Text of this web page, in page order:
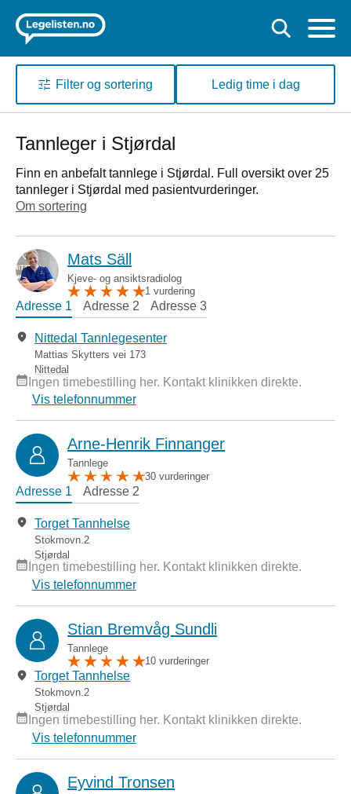
Filter og sortering Ledig time i dag
Tannleger i Stjørdal
Finn en anbefalt tannlege i Stjørdal. Full oversikt over 25
tannleger i Stjørdal med pasientvurderinger.
Om sortering
Mats Säll
Kjeve- og ansiktsradiolog
1 vurdering
Adresse 1 Adresse 2 Adresse 3
Nittedal Tannlegesenter
Mattias Skytters vei 173
Nittedal
Ingen timebestilling her. Kontakt klinikken direkte.
Vis telefonnummer
Arne-Henrik Finnanger
Tannlege
30 vurderinger
Adresse 1 Adresse 2
Torget Tannhelse
Stokmovn.2
Stjørdal
Ingen timebestilling her. Kontakt klinikken direkte.
Vis telefonnummer
Stian Bremvåg Sundli
Tannlege
10 vurderinger
Torget Tannhelse
Stokmovn.2
Stjørdal
Ingen timebestilling her. Kontakt klinikken direkte.
Vis telefonnummer
Eyvind Tronsen